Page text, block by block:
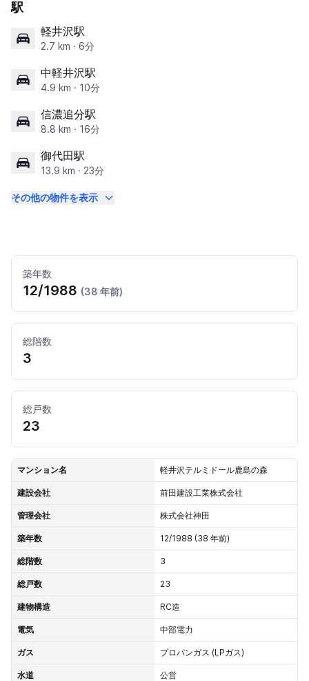
駅
軽井沢駅
2.7 km · 6分
中軽井沢駅
4.9 km · 10分
信濃追分駅
8.8 km · 16分
御代田駅
13.9 km · 23分
その他の物件を表示
築年数
12/1988 (38 年前)
総階数
3
総戸数
23
マンション名 軽井沢テルミドール鹿島の森
建設会社 前田建設工業株式会社
管理会社 株式会社神田
築年数 12/1988 (38 年前)
総階数 3
総戸数 23
建物構造 RC造
電気 中部電力
ガス プロパンガス (LPガス)
水道 公営